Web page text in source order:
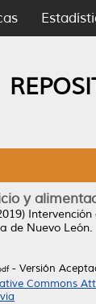
y
de Nuevo León.
- Versión
Commons